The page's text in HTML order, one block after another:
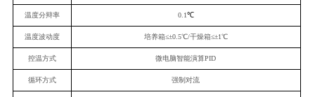
温度分辩率 0.1℃
温度波动度 培养箱≤±0.5℃/干燥箱≤±1℃
控温方式 微电脑智能演算PID
循环方式 强制对流